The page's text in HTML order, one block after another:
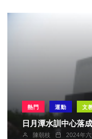
熱門 運動 文
日月潭水訓中心落
陳朝枝 2024年六